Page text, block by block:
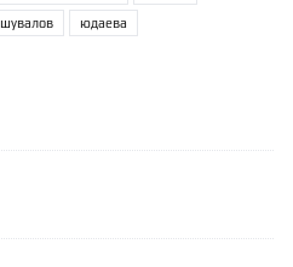
шувалов юдаева